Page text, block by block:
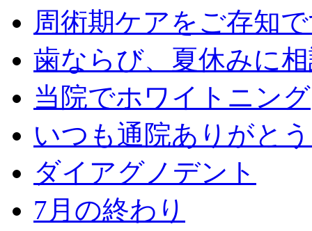
周術期ケアをご存知
歯ならび、夏休みに
当院でホワイトニング
いつも通院ありがと
ダイアグノデント
7月の終わり